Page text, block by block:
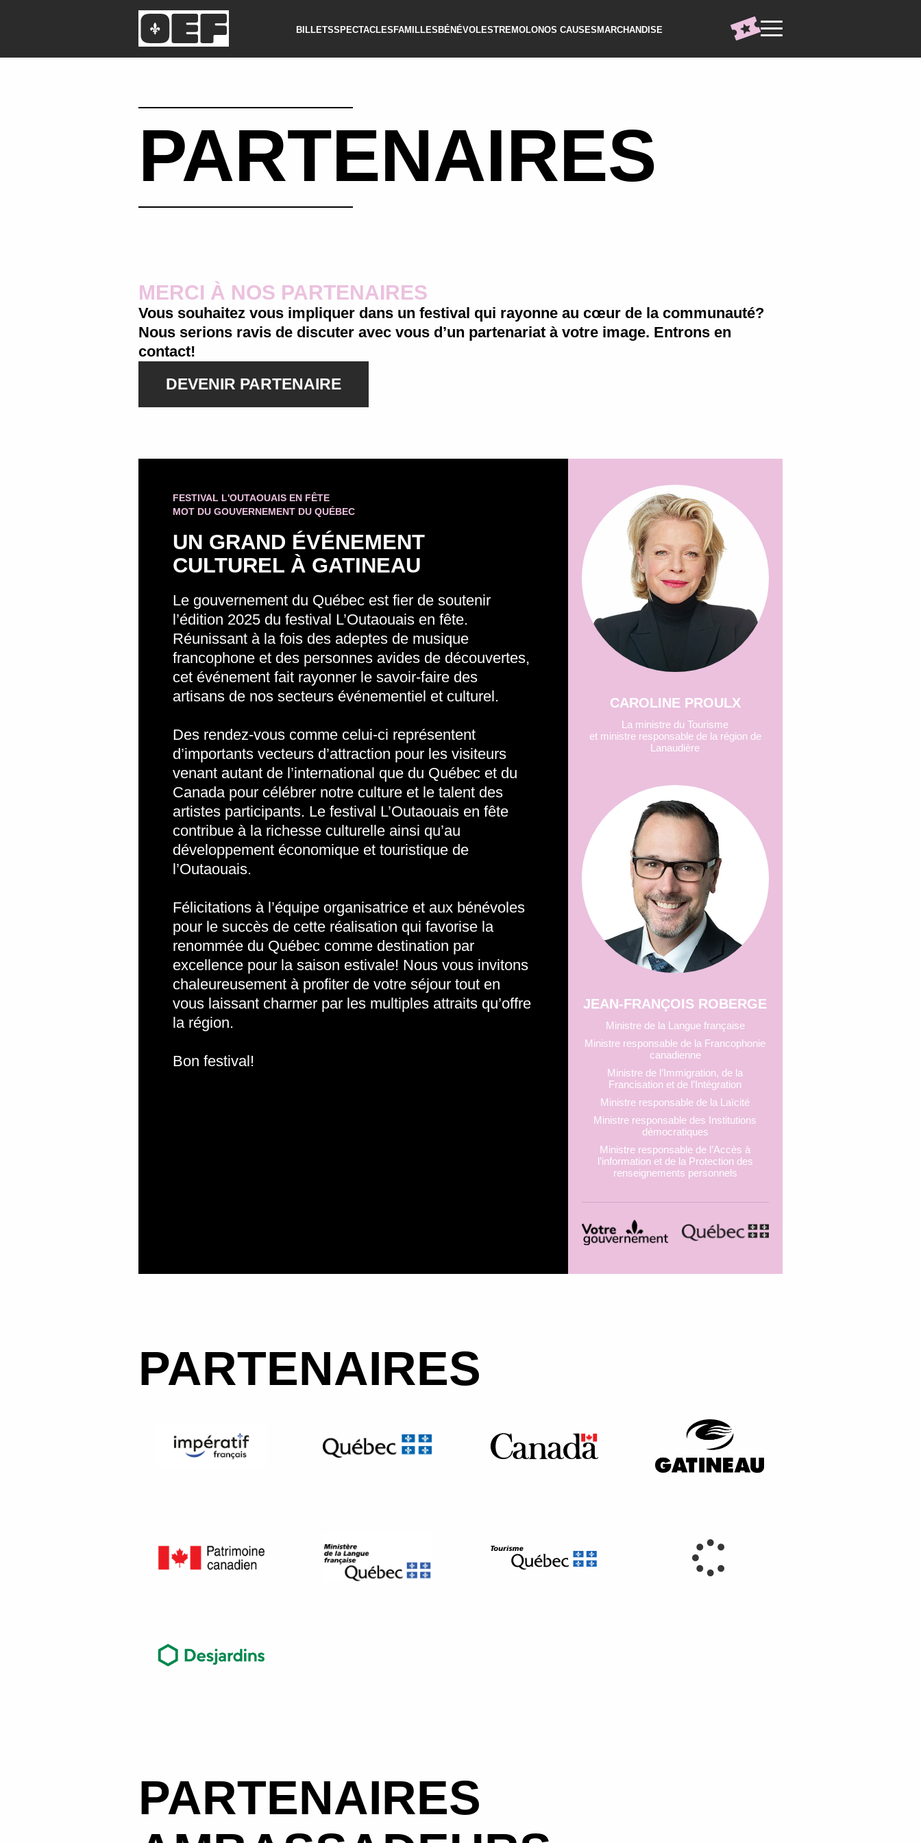
BILLETSSPECTACLES FAMILLES BÉNÉVOLESTREMOLONOS CAUSES MARCHANDISE
PARTENAIRES
MERCI À NOS PARTENAIRES
Vous souhaitez vous impliquer dans un festival qui rayonne au cœur de la communauté?
Nous serions ravis de discuter avec vous d’un partenariat à votre image. Entrons en
contact!
DEVENIR PARTENAIRE
FESTIVAL L'OUTAOUAIS EN FÊTE
MOT DU GOUVERNEMENT DU QUÉBEC
UN GRAND ÉVÉNEMENT
CULTUREL À GATINEAU
Le gouvernement du Québec est fier de soutenir
l’édition 2025 du festival L’Outaouais en fête.
Réunissant à la fois des adeptes de musique
francophone et des personnes avides de découvertes,
cet événement fait rayonner le savoir-faire des
artisans de nos secteurs événementiel et culturel.
Des rendez-vous comme celui-ci représentent
d’importants vecteurs d’attraction pour les visiteurs
venant autant de l’international que du Québec et du
Canada pour célébrer notre culture et le talent des
artistes participants. Le festival L’Outaouais en fête
contribue à la richesse culturelle ainsi qu’au
développement économique et touristique de
l’Outaouais.
Félicitations à l’équipe organisatrice et aux bénévoles
pour le succès de cette réalisation qui favorise la
renommée du Québec comme destination par
excellence pour la saison estivale! Nous vous invitons
chaleureusement à profiter de votre séjour tout en
vous laissant charmer par les multiples attraits qu’offre
la région.
Bon festival!
CAROLINE PROULX
La ministre du Tourisme
et ministre responsable de la région de
Lanaudière
JEAN-FRANÇOIS ROBERGE
Ministre de la Langue française
Ministre responsable de la Francophonie
canadienne
Ministre de l’Immigration, de la
Francisation et de l’Intégration
Ministre responsable de la Laïcité
Ministre responsable des Institutions
démocratiques
Ministre responsable de l’Accès à
l’information et de la Protection des
renseignements personnels
PARTENAIRES
PARTENAIRES